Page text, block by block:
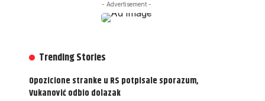
- Advertisement -
Trending Stories
Opozicione stranke u RS potpisale sporazum,
Vukanović odbio dolazak